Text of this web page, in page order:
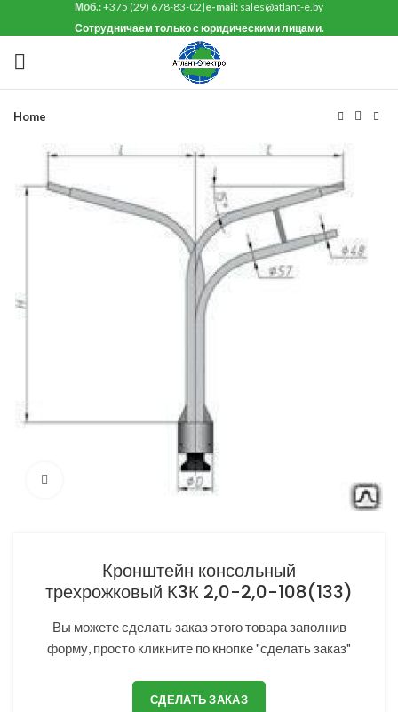
Моб.:+375 (29) 678-83-02 |e-mail: sales@atlant-e.by
Сотрудничаем только с юридическими лицами.
Home
Нажмите, чтобы увеличить
Кронштейн консольный
трехрожковый К3К 2,0-2,0-108(133)
Вы можете сделать заказ этого товара заполнив
форму, просто кликните по кнопке "сделать заказ"
СДЕЛАТЬ ЗАКАЗ